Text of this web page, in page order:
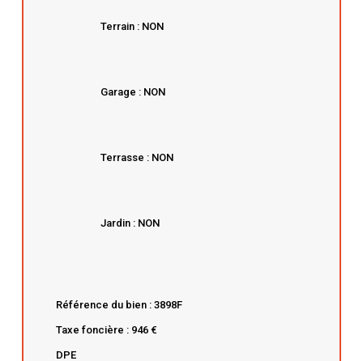
Terrain : NON
Garage : NON
Terrasse : NON
Jardin : NON
Référence du bien : 3898F
Taxe foncière : 946 €
DPE